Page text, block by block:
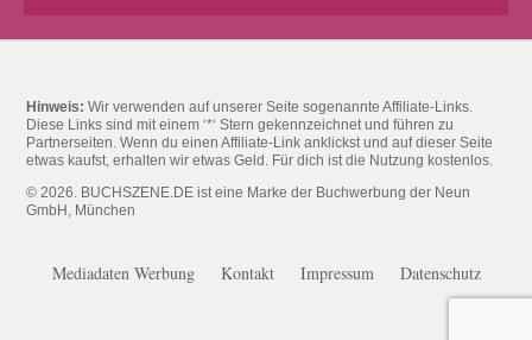
Hinweis: Wir verwenden auf unserer Seite sogenannte Affiliate-Links.
Diese Links sind mit einem ‘*‘ Stern gekennzeichnet und führen zu
Partnerseiten. Wenn du einen Affiliate-Link anklickst und auf dieser Seite
etwas kaufst, erhalten wir etwas Geld. Für dich ist die Nutzung kostenlos.
© 2026. BUCHSZENE.DE ist eine Marke der Buchwerbung der Neun
GmbH, München
Mediadaten Werbung Kontakt Impressum Datenschutz